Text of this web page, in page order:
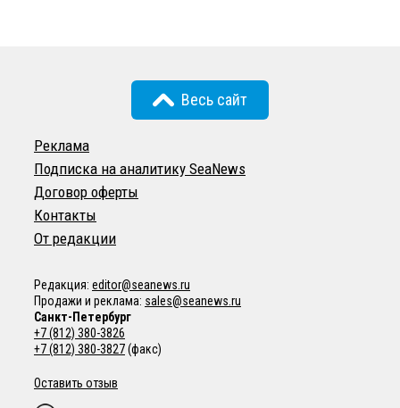
Весь сайт
Реклама
Подписка на аналитику SeaNews
Договор оферты
Контакты
От редакции
Редакция: editor@seanews.ru
Продажи и реклама: sales@seanews.ru
Санкт-Петербург
+7 (812) 380-3826
+7 (812) 380-3827(факс)
Оставить отзыв